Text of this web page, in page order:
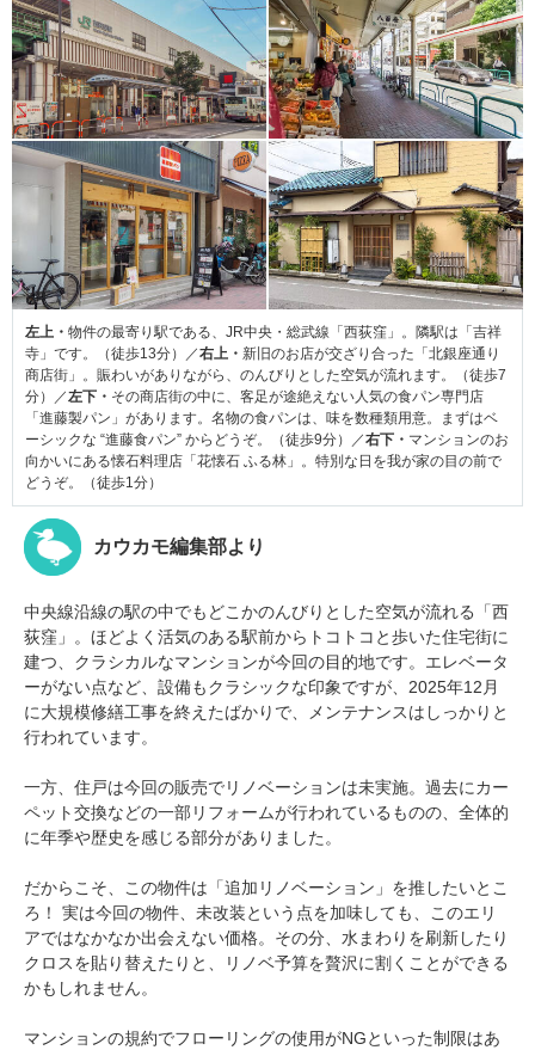
左上・ 物件の最寄り駅である、JR中央・総武線「西荻窪」。隣駅は「吉祥
寺」です。（徒歩13分）／右上・ 新旧のお店が交ざり合った「北銀座通り
商店街」。賑わいがありながら、のんびりとした空気が流れます。（徒歩7
分）／左下・ その商店街の中に、客足が途絶えない人気の食パン専門店
「進藤製パン」があります。名物の食パンは、味を数種類用意。まずはベ
ーシックな “進藤食パン” からどうぞ。（徒歩9分）／右下・ マンションのお
向かいにある懐石料理店「花懐石 ふる林」。特別な日を我が家の目の前で
どうぞ。（徒歩1分）
カウカモ編集部より
中央線沿線の駅の中でもどこかのんびりとした空気が流れる「西
荻窪」。ほどよく活気のある駅前からトコトコと歩いた住宅街に
建つ、クラシカルなマンションが今回の目的地です。エレベータ
ーがない点など、設備もクラシックな印象ですが、2025年12月
に大規模修繕工事を終えたばかりで、メンテナンスはしっかりと
行われています。
一方、住戸は今回の販売でリノベーションは未実施。過去にカー
ペット交換などの一部リフォームが行われているものの、全体的
に年季や歴史を感じる部分がありました。
だからこそ、この物件は「追加リノベーション」を推したいとこ
ろ！ 実は今回の物件、未改装という点を加味しても、このエリ
アではなかなか出会えない価格。その分、水まわりを刷新したり
クロスを貼り替えたりと、リノベ予算を贅沢に割くことができる
かもしれません。
マンションの規約でフローリングの使用がNGといった制限はあ